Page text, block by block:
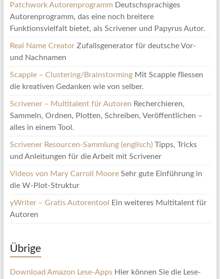
Patchwork Autorenprogramm Deutschsprachiges
Autorenprogramm, das eine noch breitere
Funktionsvielfalt bietet, als Scrivener und Papyrus Autor.
Real Name CreatorZufallsgenerator für deutsche Vor-
und Nachnamen
Scapple – Clustering/BrainstormingMit Scapple fliessen
die kreativen Gedanken wie von selber.
Scrivener – Multitalent für Autoren Recherchieren,
Sammeln, Ordnen, Plotten, Schreiben, Veröffentlichen –
alles in einem Tool.
Scrivener Resourcen-Sammlung (englisch)Tipps, Tricks
und Anleitungen für die Arbeit mit Scrivener
Videos von Mary Carroll MooreSehr gute Einführung in
die W-Plot-Struktur
yWriter – Gratis Autorentool
Ein weiteres Multitalent für
Autoren
Übrige
Download Amazon Lese-AppsHier können Sie die Lese-